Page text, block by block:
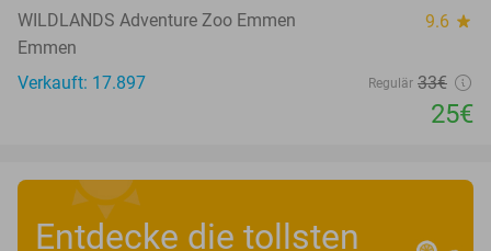
WILDLANDS Adventure Zoo Emmen 9.6 star
Emmen
Verkauft: 17.897
Regulär 33€
25€
Entdecke die tollsten